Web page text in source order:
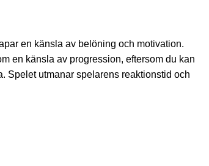
en känsla av belöning och motivation.
en känsla av progression, eftersom du kan
Spelet utmanar spelarens reaktionstid och